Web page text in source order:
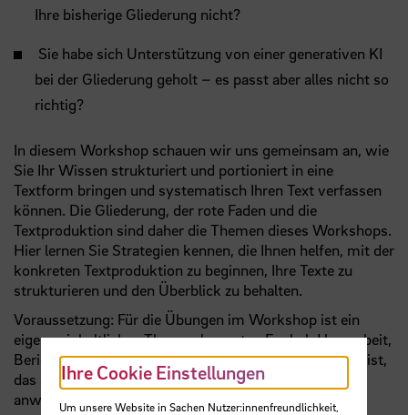
Ihre bisherige Gliederung nicht?
Sie habe sich Unterstützung von einer generativen KI
bei der Gliederung geholt – es passt aber alles nicht so
richtig?
In diesem Workshop schauen wir uns gemeinsam an, wie
Sie Ihr Wissen strukturiert und portioniert in eine
Textform bringen und systematisch Ihren Text verfassen
können. Die Gliederung, der rote Faden und die
Textproduktion sind daher die Themen dieses Workshops.
Hier lernen Sie Strategien kennen, die Ihnen helfen, mit der
konkreten Textproduktion zu beginnen, Ihre Texte zu
strukturieren und den Überblick zu behalten.
Voraussetzung: Für die Übungen im Workshop ist ein
eigenes inhaltliches Thema elementar. Egal ob Hausarbeit,
Bericht, Abschlussarbeit oder etwas anderes. Wichtig ist,
das Sie die Übungen direkt an Ihrem Themengebiet
anwenden.
Ihre Cookie Einstellungen
Um unsere Website in Sachen Nutzer:innenfreundlichkeit,